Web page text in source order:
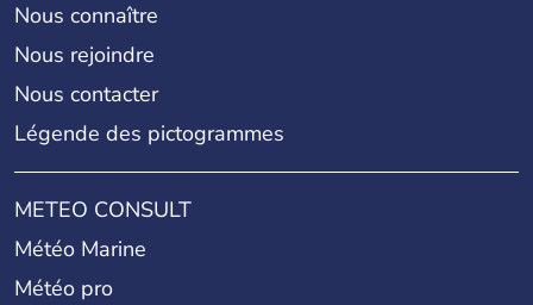
Nous connaître
Nous rejoindre
Nous contacter
Légende des pictogrammes
METEO CONSULT
Météo Marine
Météo pro